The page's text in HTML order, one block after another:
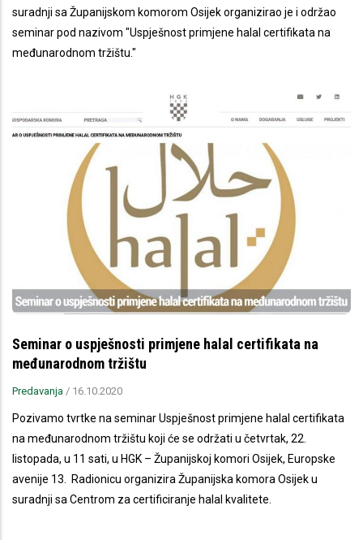
suradnji sa Županijskom komorom Osijek organizirao je i održao
seminar pod nazivom "Uspješnost primjene halal certifikata na
međunarodnom tržištu."
Seminar o uspješnosti primjene halal certifikata na
međunarodnom tržištu
Predavanja / 16.10.2020
Pozivamo tvrtke na seminar Uspješnost primjene halal certifikata
na međunarodnom tržištu koji će se održati u četvrtak, 22.
listopada, u 11 sati, u HGK – Županijskoj komori Osijek, Europske
avenije 13. Radionicu organizira Županijska komora Osijek u
suradnji sa Centrom za certificiranje halal kvalitete.